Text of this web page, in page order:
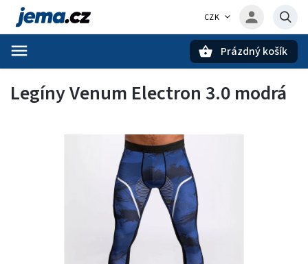
CZK
Prázdný košík
Legíny Venum Electron 3.0 modrá